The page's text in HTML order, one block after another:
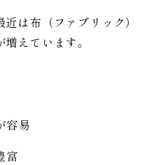
は布（ファブリック）
えています。
容易
富